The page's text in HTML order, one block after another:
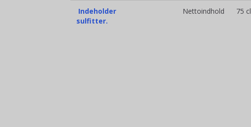
Indeholder
sulfitter.
Nettoindhold 75 cl